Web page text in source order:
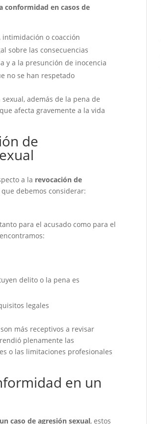
conformidad en casos de
o coacción
sobre las consecuencias
y a la presunción de inocencia
no se han respetado
además de la pena de
afecta gravemente a la vida
de
a la revocación de
debemos considerar:
para el acusado como para el
delito o la pena es
legales
más receptivos a revisar
plenamente las
o las limitaciones profesionales
en un
caso de agresión sexual, estos